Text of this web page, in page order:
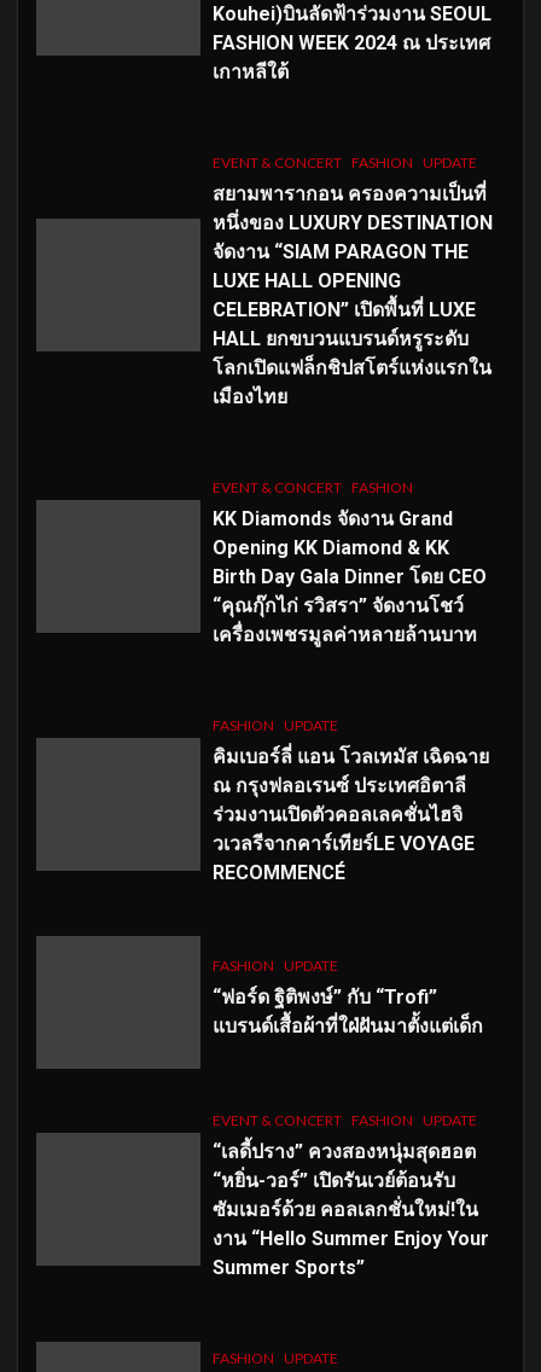
Kouhei)บินลัดฟ้าร่วมงาน SEOUL
FASHION WEEK 2024 ณ ประเทศ
เกาหลีใต้
EVENT & CONCERT FASHION UPDATE
สยามพารากอน ครองความเป็นที่
หนึ่งของ LUXURY DESTINATION
จัดงาน “SIAM PARAGON THE
LUXE HALL OPENING
CELEBRATION” เปิดพื้นที่ LUXE
HALL ยกขบวนแบรนด์หรูระดับ
โลกเปิดแฟล็กชิปสโตร์แห่งแรกใน
เมืองไทย
EVENT & CONCERT FASHION
KK Diamonds จัดงาน Grand
Opening KK Diamond & KK
Birth Day Gala Dinner โดย CEO
“คุณกุ๊กไก่ รวิสรา” จัดงานโชว์
เครื่องเพชรมูลค่าหลายล้านบาท
FASHION UPDATE
คิมเบอร์ลี่ แอน โวลเทมัส เฉิดฉาย
ณ กรุงฟลอเรนซ์ ประเทศอิตาลี
ร่วมงานเปิดตัวคอลเลคชั่นไฮจิ
วเวลรีจากคาร์เทียร์LE VOYAGE
RECOMMENCÉ
FASHION UPDATE
“ฟอร์ด ฐิติพงษ์” กับ “Trofi”
แบรนด์เสื้อผ้าที่ใฝ่ฝันมาตั้งแต่เด็ก
EVENT & CONCERT FASHION UPDATE
“เลดี้ปราง” ควงสองหนุ่มสุดฮอต
“หยิ่น-วอร์” เปิดรันเวย์ต้อนรับ
ซัมเมอร์ด้วย คอลเลกชั่นใหม่!ใน
งาน “Hello Summer Enjoy Your
Summer Sports”
FASHION UPDATE